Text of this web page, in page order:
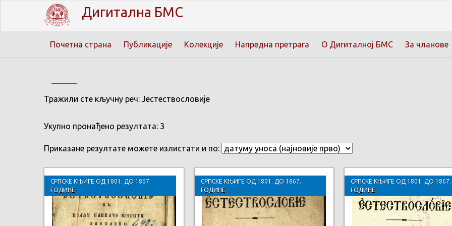
Дигитална БМС
Почетна страна Публикације Колекције Напредна претрага О Дигиталној БМС За чланове
Тражили сте кључну реч: Јестествословије
Укупно пронађено резултата: 3
Приказане резултате можете излистати и по:
СРПСКЕ КЊИГЕ ОД 1801. ДО 1867.
ГОДИНЕ
СРПСКЕ КЊИГЕ ОД 1801. ДО 1867.
ГОДИНЕ
СРПСКЕ КЊИГЕ ОД 1801. ДО 1867.
ГОДИНЕ